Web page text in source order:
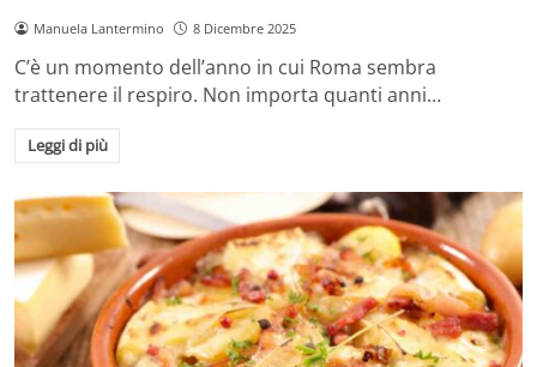
Manuela Lantermino 8 Dicembre 2025
C’è un momento dell’anno in cui Roma sembra
trattenere il respiro. Non importa quanti anni…
Leggi di più